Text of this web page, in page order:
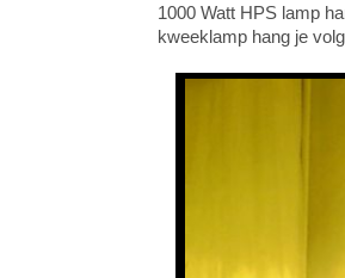
1000 Watt HPS lamp
kweeklamp hang je